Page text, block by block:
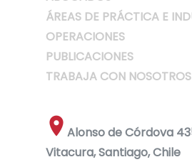
ÁREAS DE PRÁCTICA E
OPERACIONES
PUBLICACIONES
TRABAJA CON NOSOTROS
Alonso de Córdova
Vitacura, Santiago, Chile